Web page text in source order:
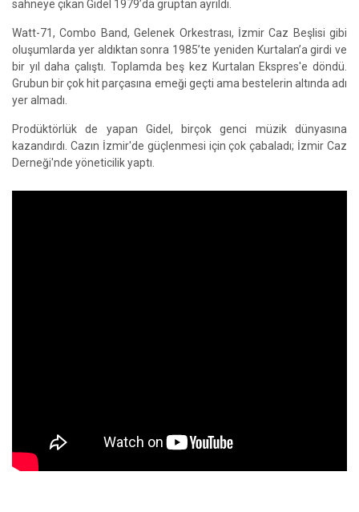
sahneye çıkan Gidel 1979’da gruptan ayrıldı.
Watt-71, Combo Band, Gelenek Orkestrası, İzmir Caz Beşlisi gibi
oluşumlarda yer aldıktan sonra 1985’te yeniden Kurtalan’a girdi ve
bir yıl daha çalıştı. Toplamda beş kez Kurtalan Ekspres'e döndü.
Grubun bir çok hit parçasına emeği geçti ama bestelerin altında adı
yer almadı.
Prodüktörlük de yapan Gidel, birçok genci müzik dünyasına
kazandırdı. Cazın İzmir'de güçlenmesi için çok çabaladı; İzmir Caz
Derneği'nde yöneticilik yaptı.